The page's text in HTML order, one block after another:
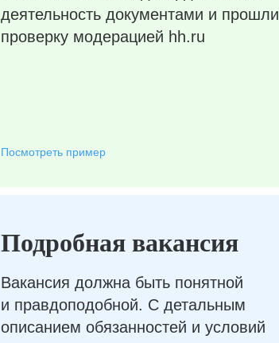
деятельность документами и прошли
проверку модерацией hh.ru
Посмотреть пример
Подробная вакансия
Вакансия должна быть понятной
и правдоподобной. С детальным
описанием обязанностей и условий